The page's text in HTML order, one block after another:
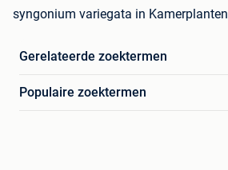
syngonium variegata in Kamerplanten
Gerelateerde zoektermen
Populaire zoektermen